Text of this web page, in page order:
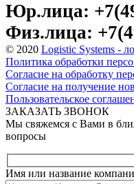
Юр.лица:
Физ.лица:
© 2020 Logistic Systems -
Политика обработки
Согласие на обработку
Согласие на получение
Пользовательское
ЗАКАЗАТЬ ЗВОНОК
Мы свяжемся с Вами в
вопросы
Имя или название